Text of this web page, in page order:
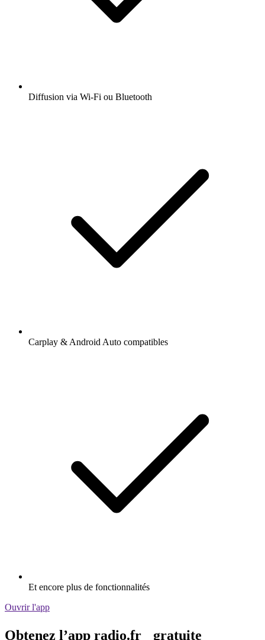
Diffusion via Wi-Fi ou Bluetooth
Carplay & Android Auto compatibles
Et encore plus de fonctionnalités
Ouvrir l'app
Obtenez l’app radio.fr gratuite